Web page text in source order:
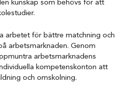
kunskap som behövs för att
arbetet för bättre matchning och
arbetsmarknaden. Genom
arbetsmarknadens
kompetenskonton att
och omskolning.